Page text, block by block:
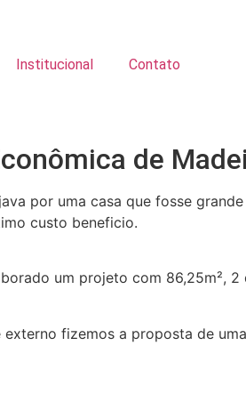
Institucional Contato
de
por uma casa que fosse
custo beneficio.
um projeto com 86,25m²,
externo fizemos a proposta de